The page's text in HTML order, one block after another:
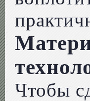
Чтобы